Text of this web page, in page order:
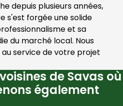
depuis plusieurs années,
s'est forgée une solide
et sa
du marché local. Nous
service de votre projet
de Savas où
également